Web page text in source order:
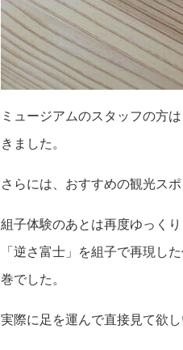
ミュージアムのスタッフの方
きました。
さらには、おすすめの観光ス
組子体験のあとは再度ゆっく
「逆さ富士」を組子で再現し
巻でした。
実際に足を運んで直接見て欲し